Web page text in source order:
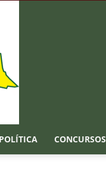
POLÍTICA CONCURSOS